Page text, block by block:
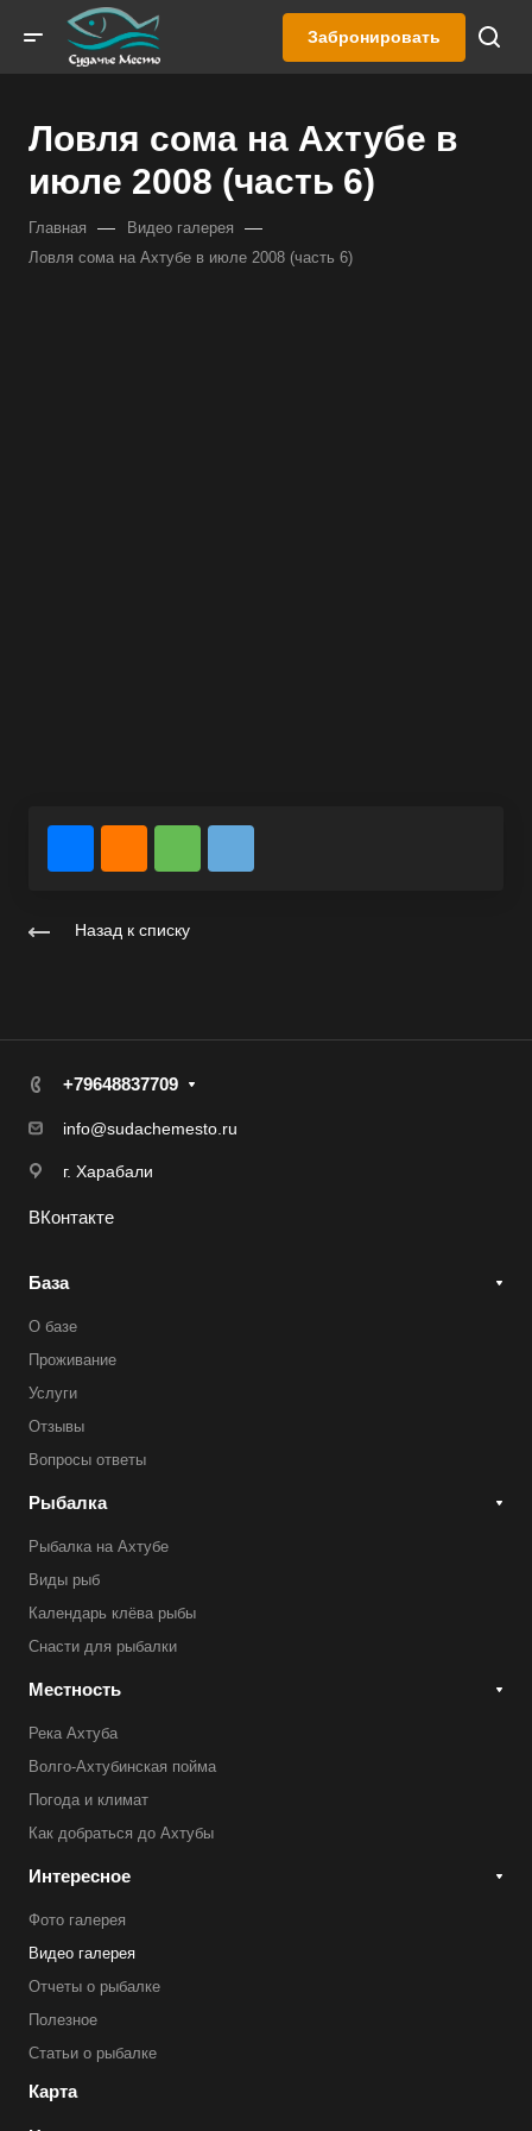
Забронировать
Ловля сома на Ахтубе в
июле 2008 (часть 6)
Главная — Видео галерея —
Ловля сома на Ахтубе в июле 2008 (часть 6)
Назад к списку
+79648837709
info@sudachemesto.ru
г. Харабали
ВКонтакте
База
О базе
Проживание
Услуги
Отзывы
Вопросы ответы
Рыбалка
Рыбалка на Ахтубе
Виды рыб
Календарь клёва рыбы
Снасти для рыбалки
Местность
Река Ахтуба
Волго-Ахтубинская пойма
Погода и климат
Как добраться до Ахтубы
Интересное
Фото галерея
Видео галерея
Отчеты о рыбалке
Полезное
Статьи о рыбалке
Карта